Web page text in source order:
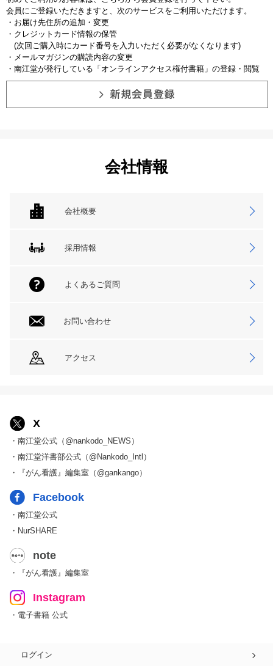
会員にご登録いただきますと、次のサービスをご利用いただけます。
・お届け先住所の追加・変更
・クレジットカード情報の保管
(次回ご購入時にカード番号を入力いただく必要がなくなります)
・メールマガジンの購読内容の変更
・南江堂が発行している「オンラインアクセス権付書籍」の登録・閲覧
会社情報
会社概要
採用情報
よくあるご質問
お問い合わせ
アクセス
X
・南江堂公式（@nankodo_NEWS）
・南江堂洋書部公式（@Nankodo_Intl）
・『がん看護』編集室（@gankango）
Facebook
・南江堂公式
・NurSHARE
note
・『がん看護』編集室
Instagram
・電子書籍 公式
ログイン